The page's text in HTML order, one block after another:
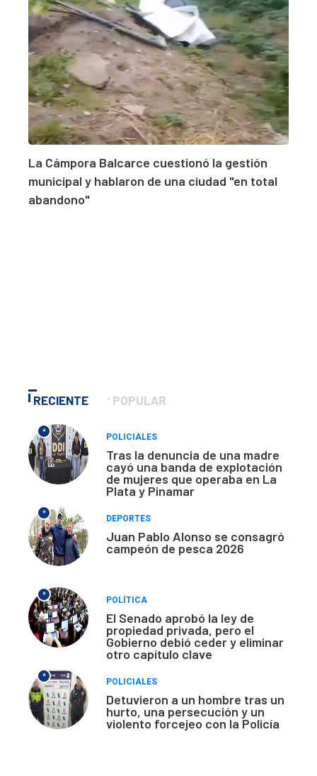
La Cámpora Balcarce cuestionó la gestión
municipal y hablaron de una ciudad "en total
abandono"
RECIENTE POPULAR
*
POLICIALES
Tras la denuncia de una madre
cayó una banda de explotación
de mujeres que operaba en La
Plata y Pinamar
*
DEPORTES
Juan Pablo Alonso se consagró
campeón de pesca 2026
*
POLÍTICA
El Senado aprobó la ley de
propiedad privada, pero el
Gobierno debió ceder y eliminar
otro capítulo clave
*
POLICIALES
Detuvieron a un hombre tras un
hurto, una persecución y un
violento forcejeo con la Policía